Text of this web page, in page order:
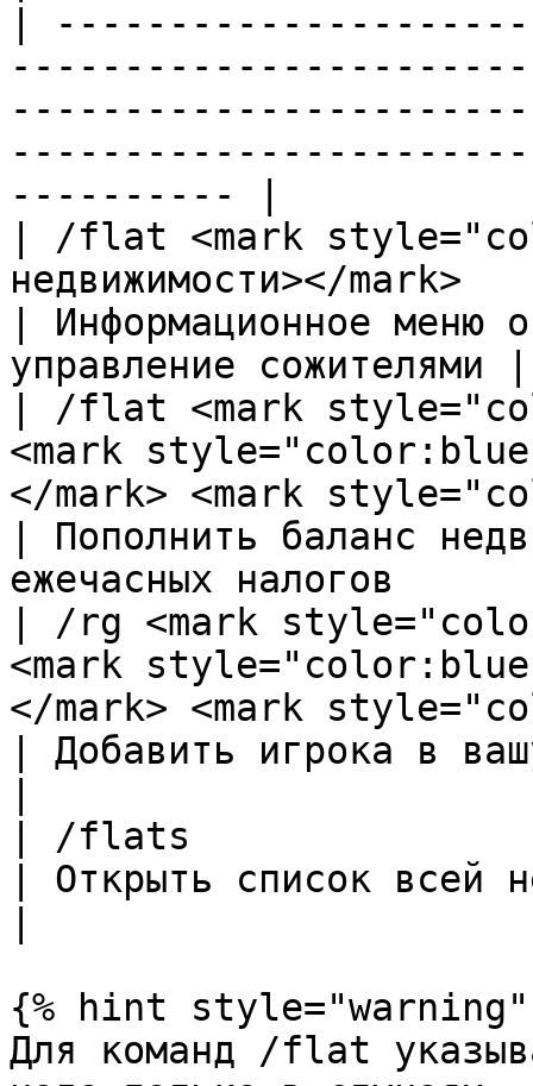
|
---------- |
| /flat <mark
недвижимости></mark>
| Информационное меню
управление сожителями |
| /flat <mark
<mark
</mark> <mark
| Пополнить баланс
ежечасных налогов
| /rg <mark
<mark
</mark> <mark
| Добавить игрока в
| /flats
| Открыть список всей
{% hint style="warning"
Для команд /flat